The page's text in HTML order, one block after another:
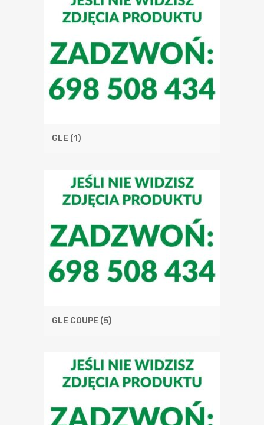
GLE (1)
GLE COUPE (5)